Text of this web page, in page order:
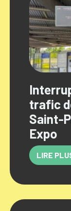
trafic
Saint-
Expo
LIRE